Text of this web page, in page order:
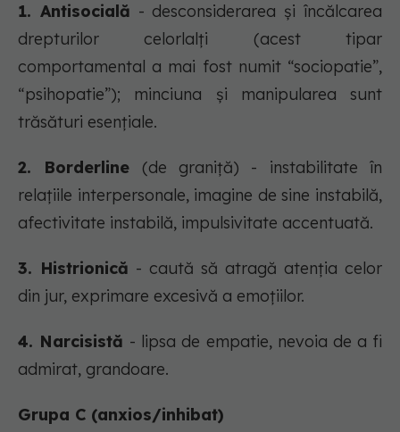
1. Antisocială - desconsiderarea și încălcarea
drepturilor celorlalți (acest tipar
comportamental a mai fost numit “sociopatie”,
“psihopatie”); minciuna și manipularea sunt
trăsături esențiale.
2. Borderline (de graniță) - instabilitate în
relațiile interpersonale, imagine de sine instabilă,
afectivitate instabilă, impulsivitate accentuată.
3. Histrionică - caută să atragă atenția celor
din jur, exprimare excesivă a emoțiilor.
4. Narcisistă - lipsa de empatie, nevoia de a fi
admirat, grandoare.
Grupa C (anxios/inhibat)